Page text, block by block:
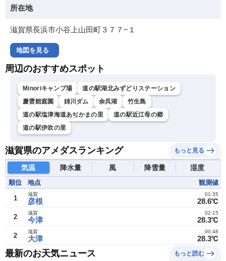
所在地
滋賀県長浜市小谷上山田町３７７−１
地図を見る
周辺のおすすめスポット
Minoriキャンプ場
道の駅湖北みずどりステーション
慶雲館庭園
姉川ダム 余呉湖
竹生島
道の駅塩津海道あぢかまの里
道の駅近江母の郷
道の駅伊吹の里
滋賀県のアメダスランキング もっと見る
気温 降水量 風 降雪量 湿度
順位 地点 観測値
1 彦根
滋賀
28.6℃
01:35
2 今津
滋賀
28.3℃
02:15
2 大津
滋賀
28.3℃
00:48
最新のお天気ニュース もっと読む